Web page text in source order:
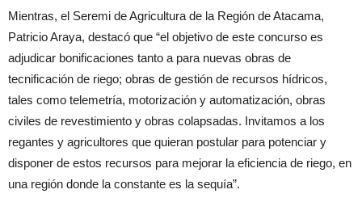
Mientras, el Seremi de Agricultura de la Región de Atacama,
Patricio Araya, destacó que “el objetivo de este concurso es
adjudicar bonificaciones tanto a para nuevas obras de
tecnificación de riego; obras de gestión de recursos hídricos,
tales como telemetría, motorización y automatización, obras
civiles de revestimiento y obras colapsadas. Invitamos a los
regantes y agricultores que quieran postular para potenciar y
disponer de estos recursos para mejorar la eficiencia de riego, en
una región donde la constante es la sequía”.